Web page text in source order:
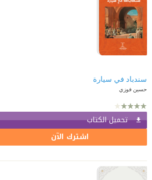
سندباد في سيارة
حسين فوزي
تحميل الكتاب
اشترك الآن